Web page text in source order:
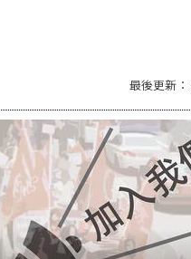
最後更新：